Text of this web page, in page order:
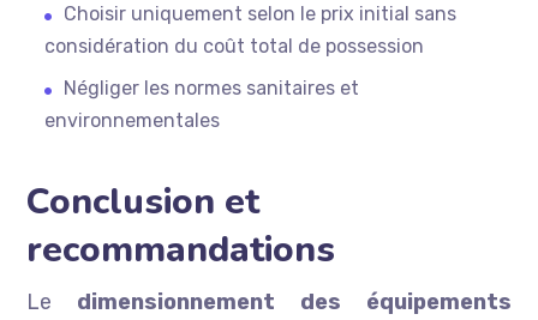
Choisir uniquement selon le prix initial sans
considération du coût total de possession
Négliger les normes sanitaires et
environnementales
Conclusion et
recommandations
Le dimensionnement des équipements